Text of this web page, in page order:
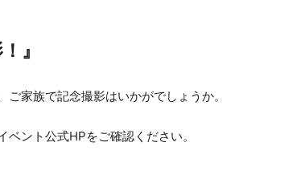
』
家族で記念撮影はいかがでしょうか。
ント公式HPをご確認ください。